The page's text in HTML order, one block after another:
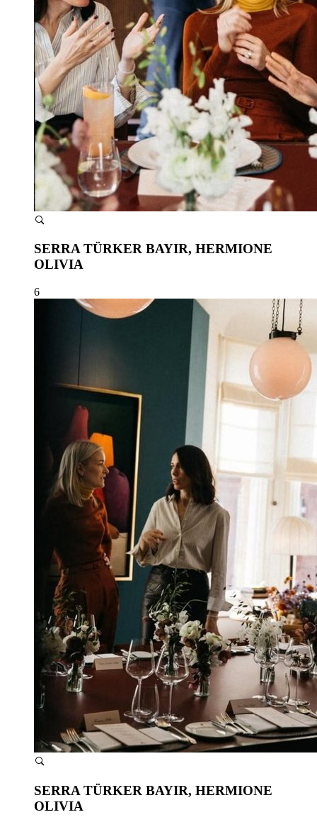
SERRA TÜRKER BAYIR, HERMIONE
OLIVIA
6
SERRA TÜRKER BAYIR, HERMIONE
OLIVIA